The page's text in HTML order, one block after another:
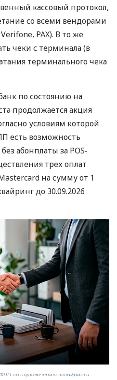
кассовый протокол,
со всеми вендорами
PAX). В то же
чеки с терминала (в
терминального чека
по состоянию на
продолжается акция
условиям которой
есть возможность
абонплаты за POS-
трех оплат
на сумму от 1
до 30.09.2026
по подключению эквайринга